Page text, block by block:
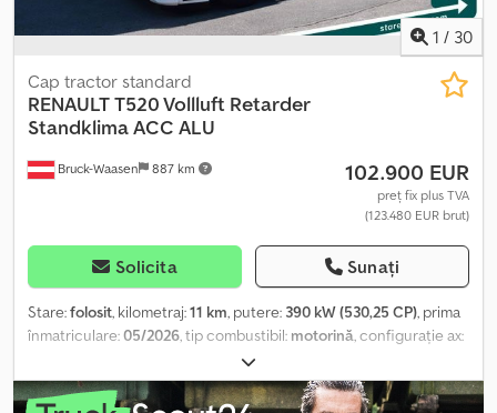
1 / 30
Bruck-Waasen 887 km
Cap tractor standard
RENAULTT520 Vollluft Retarder
Standklima ACC ALU
102.900 EUR
preț fix plus TVA
(123.480 EUR brut)
Solicita Sunați
Stare:folosit, kilometraj:11 km, putere: 390 kW (530,25 CP), prima
înmatriculare:05/2026, tip combustibil: motorină, configurație ax:
alb, tip de angrenaj:
de emisii:Euro 6, An de fabricație:2026, Dotări:ABS, aer
condiționat, încălzitor staționar, Renault T520 Retarder cu